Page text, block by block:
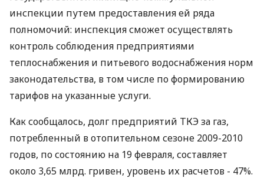
инспекции путем предоставления ей ряда
полномочий: инспекция сможет осуществлять
контроль соблюдения предприятиями
теплоснабжения и питьевого водоснабжения норм
законодательства, в том числе по формированию
тарифов на указанные услуги.
Как сообщалось, долг предприятий ТКЭ за газ,
потребленный в отопительном сезоне 2009-2010
годов, по состоянию на 19 февраля, составляет
около 3,65 млрд. гривен, уровень их расчетов - 47%.